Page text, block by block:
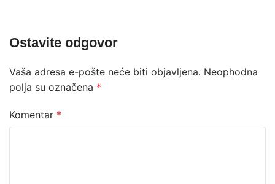
Ostavite odgovor
Vaša adresa e-pošte neće biti objavljena. Neophodna
polja su označena *
Komentar *